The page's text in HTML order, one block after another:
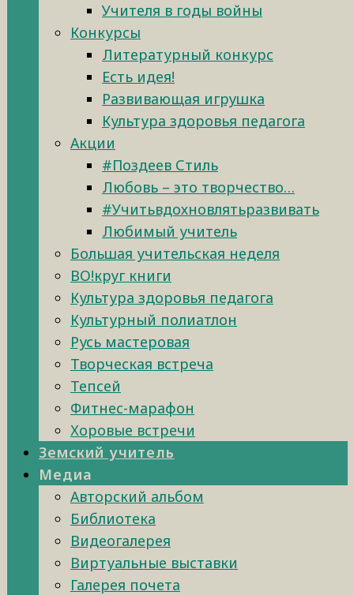
Учителя в годы войны
Конкурсы
Литературный конкурс
Есть идея!
Развивающая игрушка
Культура здоровья педагога
Акции
#Поздеев Стиль
Любовь – это творчество…
#Учитьвдохновлятьразвивать
Любимый учитель
Большая учительская неделя
ВО!круг книги
Культура здоровья педагога
Культурный полиатлон
Русь мастеровая
Творческая встреча
Тепсей
Фитнес-марафон
Хоровые встречи
Земский учитель
Медиа
Авторский альбом
Библиотека
Видеогалерея
Виртуальные выставки
Галерея почета